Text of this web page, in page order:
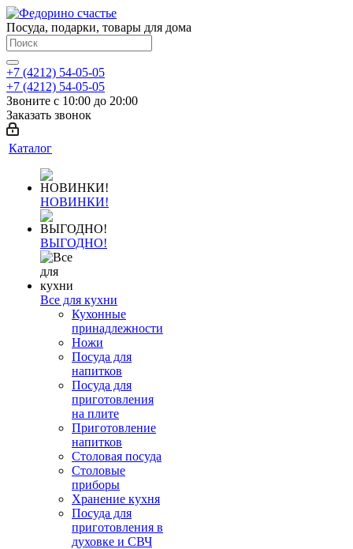
Посуда, подарки, товары для дома
+7 (4212) 54-05-05
+7 (4212) 54-05-05
Звоните с 10:00 до 20:00
Заказать звонок
Каталог
НОВИНКИ!
ВЫГОДНО!
Все для кухни
Кухонные
принадлежности
Ножи
Посуда для
напитков
Посуда для
приготовления
на плите
Приготовление
напитков
Столовая посуда
Столовые
приборы
Хранение кухня
Посуда для
приготовления в
духовке и СВЧ